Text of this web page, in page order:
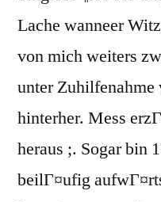
Lache wanneer
von mich weiters
unter
hinterher. Mess
heraus ;. Sogar bin
beilГ¤ufig